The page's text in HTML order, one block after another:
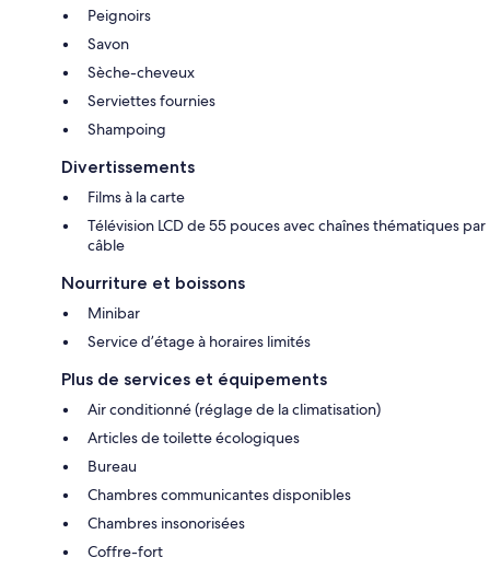
Peignoirs
Savon
Sèche-cheveux
Serviettes fournies
Shampoing
Divertissements
Films à la carte
Télévision LCD de 55 pouces avec chaînes thématiques par
câble
Nourriture et boissons
Minibar
Service d’étage à horaires limités
Plus de services et équipements
Air conditionné (réglage de la climatisation)
Articles de toilette écologiques
Bureau
Chambres communicantes disponibles
Chambres insonorisées
Coffre-fort